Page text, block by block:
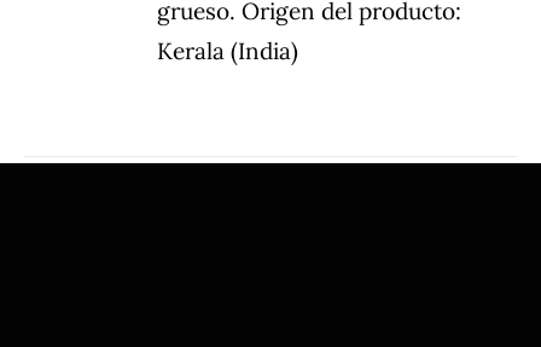
grueso. Origen del producto:
Kerala (India)